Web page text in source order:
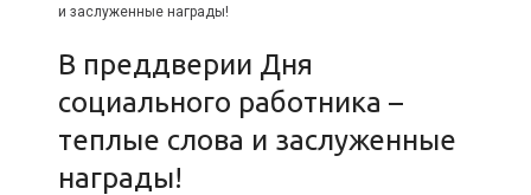
и заслуженные награды!
В преддверии Дня
социального работника –
теплые слова и заслуженные
награды!